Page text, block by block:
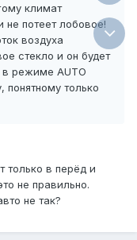
климат
потеет лобовое!
воздуха
стекло и он будет
в режиме AUTO
понятному только
только в перёд и
не правильно.
не так?